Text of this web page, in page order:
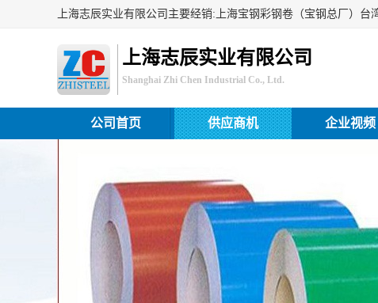
上海志辰实业有限公司
Shanghai Zhi Chen Industrial Co., Ltd.
公司首页 供应商机 企业视频